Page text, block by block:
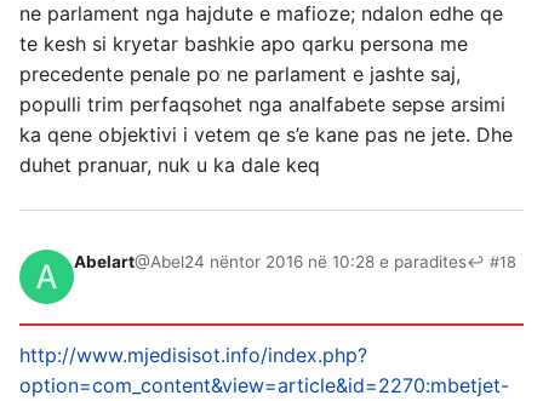
ne parlament nga hajdute e mafioze; ndalon edhe qe
te kesh si kryetar bashkie apo qarku persona me
precedente penale po ne parlament e jashte saj,
populli trim perfaqsohet nga analfabete sepse arsimi
ka qene objektivi i vetem qe s’e kane pas ne jete. Dhe
duhet pranuar, nuk u ka dale keq
Abelart@Abel24 nëntor 2016 në 10:28 e paradites↩ #18
http://www.mjedisisot.info/index.php?
option=com_content&view=article&id=2270:mbetjet-